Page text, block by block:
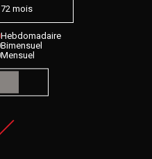
Hebdomadaire
Bimensuel
Mensuel